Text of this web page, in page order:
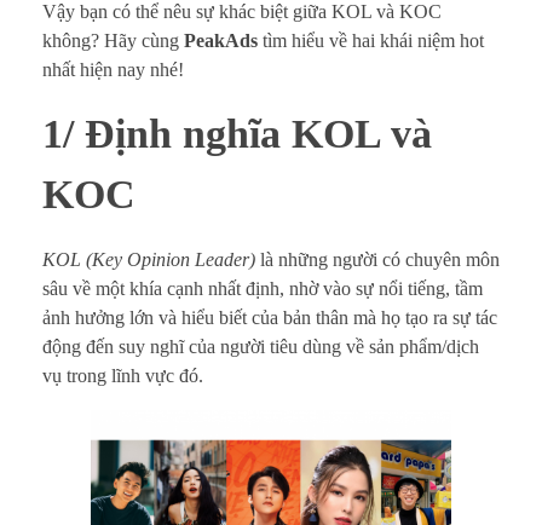
Vậy bạn có thể nêu sự khác biệt giữa KOL và KOC
không? Hãy cùng PeakAds tìm hiểu về hai khái niệm hot
nhất hiện nay nhé!
1/ Định nghĩa KOL và
KOC
KOL (Key Opinion Leader) là những người có chuyên môn
sâu về một khía cạnh nhất định, nhờ vào sự nổi tiếng, tầm
ảnh hưởng lớn và hiểu biết của bản thân mà họ tạo ra sự tác
động đến suy nghĩ của người tiêu dùng về sản phẩm/dịch
vụ trong lĩnh vực đó.